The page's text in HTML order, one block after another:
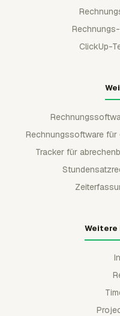
ClickUp-
Rechnungssoftware für
Tracker für
Weitere